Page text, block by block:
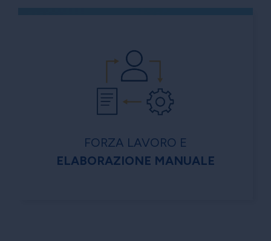
FORZA LAVORO E
ELABORAZIONE MANUALE